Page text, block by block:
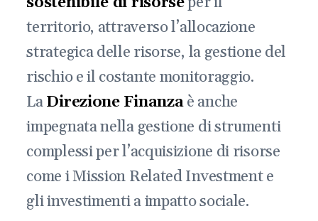
territorio, attraverso l’allocazione
strategica delle risorse, la gestione del
rischio e il costante monitoraggio.
LaDirezione Finanzaè anche
impegnata nella gestione di strumenti
complessi per l’acquisizione di risorse
come i Mission Related Investment e
gli investimenti a impatto sociale.